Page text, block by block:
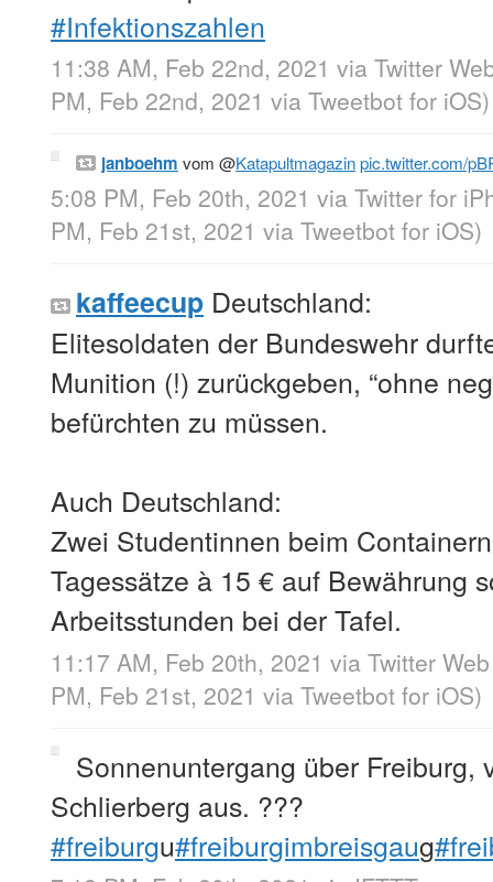
#Infektionszahlen
11:38 AM, Feb 22nd, 2021 via Twitter
PM, Feb 22nd, 2021 via Tweetbot for iΟS)
janboehm vom @Katapultmagazinpic.twitter.com/
5:08 PM, Feb 20th, 2021 via Twitter for
PM, Feb 21st, 2021 via Tweetbot for iΟS)
kaffeecup Deutschland:
Elitesoldaten der Bundeswehr
Munition (!) zurückgeben, “ohne
befürchten zu müssen.
Auch Deutschland:
Zwei Studentinnen beim
Tagessätze à 15 € auf Bewährung
Arbeitsstunden bei der Tafel.
11:17 AM, Feb 20th, 2021 via Twitter
PM, Feb 21st, 2021 via Tweetbot for iΟS)
Sonnenuntergang über Freiburg,
Schlierberg aus. ???
#freiburgu#freiburgimbreisgaug